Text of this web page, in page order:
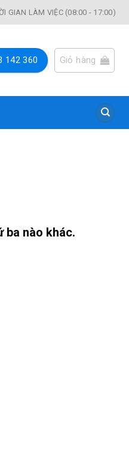
GIAN LÀM VIỆC (08:00 - 17:00)
142 360 Giỏ hàng
ba nào khác.